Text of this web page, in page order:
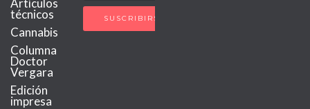
Artículos
técnicos
Cannabis
Columna
Doctor
Vergara
Edición
impresa